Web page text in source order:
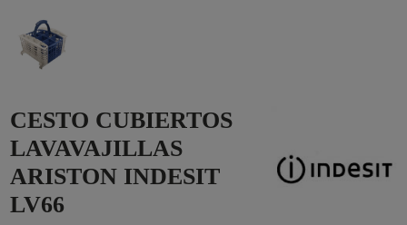
CESTO CUBIERTOS
LAVAVAJILLAS
ARISTON INDESIT
LV66